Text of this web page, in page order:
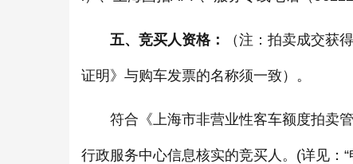
五、竞买人资格： （注：拍卖成交获
证明》与购车发票的名称须一致）。
符合《上海市非营业性客车额度拍卖管
行政服务中心信息核实的竞买人。(详见：